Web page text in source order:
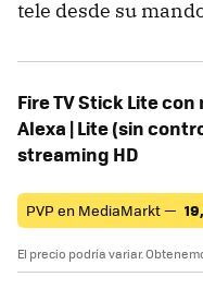
tele desde su
Fire TV Stick Lite
Alexa | Lite (sin
streaming HD
PVP en MediaMarkt —
El precio podría variar.